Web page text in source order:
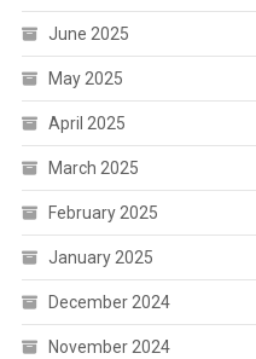
June 2025
May 2025
April 2025
March 2025
February 2025
January 2025
December 2024
November 2024